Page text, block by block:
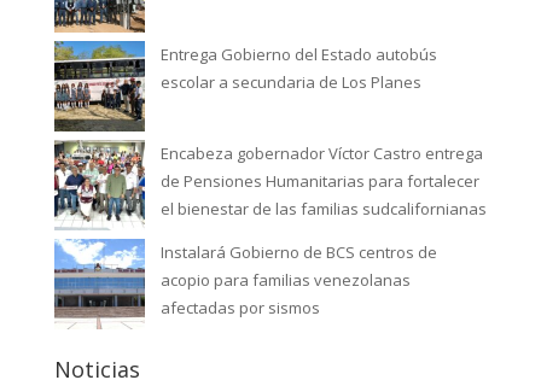
Entrega Gobierno del Estado autobús
escolar a secundaria de Los Planes
Encabeza gobernador Víctor Castro entrega
de Pensiones Humanitarias para fortalecer
el bienestar de las familias sudcalifornianas
Instalará Gobierno de BCS centros de
acopio para familias venezolanas
afectadas por sismos
Noticias